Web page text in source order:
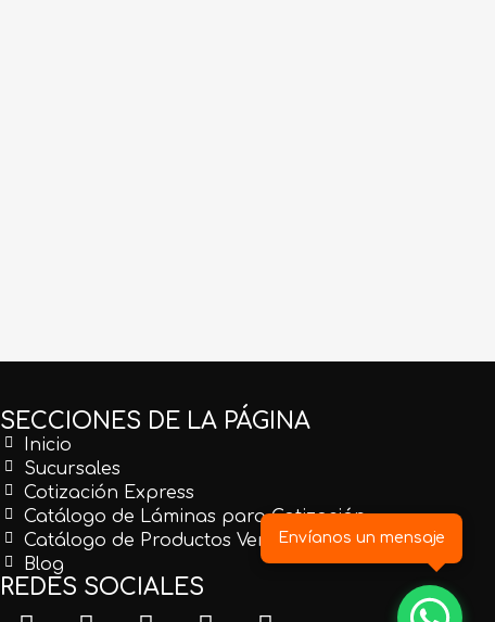
SECCIONES DE LA PÁGINA
Inicio
Sucursales
Cotización Express
Catálogo de Láminas para Cotización
Catálogo de Productos Venta en Línea
Blog
REDES SOCIALES
Envíanos un mensaje